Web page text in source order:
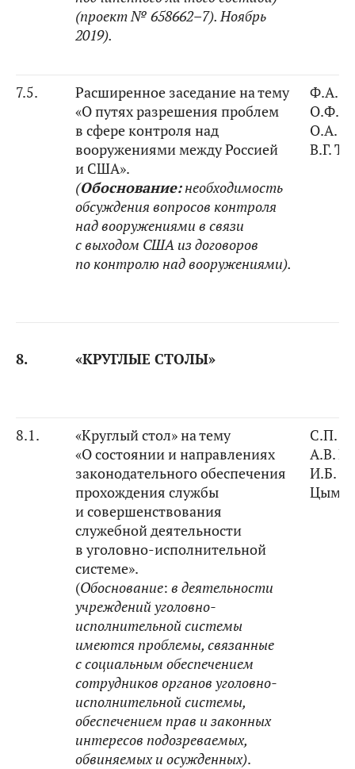
(проект № 658662–7). Ноябрь
2019).
7.5.
Расширенное заседание на тему
«О путях разрешения проблем
в сфере контроля над
вооружениями между Россией
и США».
(Обоснование:необходимость
обсуждения вопросов контроля
над вооружениями в связи
с выходом США из договоров
по контролю над вооружениями).
Ф.А.
О.Ф.
О.А.
В.Г.
8. «КРУГЛЫЕ СТОЛЫ»
8.1.
«Круглый стол» на тему
«О состоянии и направлениях
законодательного обеспечения
прохождения службы
и совершенствования
служебной деятельности
в уголовно-исполнительной
системе».
(Обоснование: в деятельности
учреждений уголовно-
исполнительной системы
имеются проблемы, связанные
с социальным обеспечением
сотрудников органов уголовно-
исполнительной системы,
обеспечением прав и законных
интересов подозреваемых,
обвиняемых и осужденных).
С.П.
А.В.
И.Б.